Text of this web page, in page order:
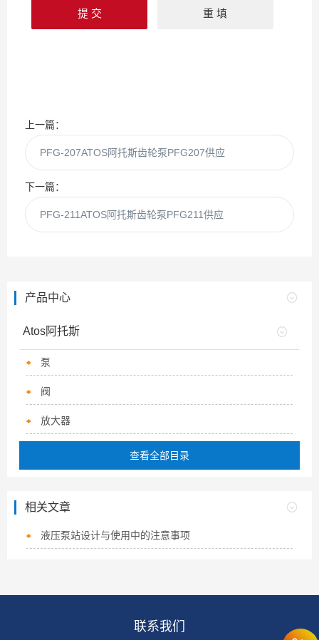
上一篇：
PFG-207ATOS阿托斯齿轮泵PFG207供应
下一篇：
PFG-211ATOS阿托斯齿轮泵PFG211供应
产品中心
Atos阿托斯
泵
阀
放大器
查看全部目录
相关文章
液压泵站设计与使用中的注意事项
联系我们